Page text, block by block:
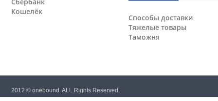
Кошелёк
Способы доставки
Тяжелые товары
Таможня
2012 © onebound. ALL Rights Reserved.